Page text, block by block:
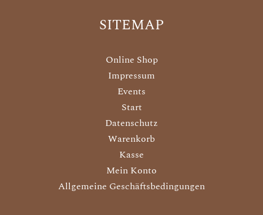
SITEMAP
Online Shop
Impressum
Events
Start
Datenschutz
Warenkorb
Kasse
Mein Konto
Allgemeine Geschäftsbedingungen